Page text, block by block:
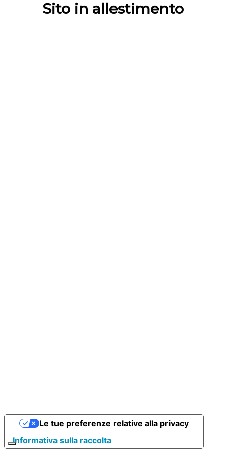
Sito in allestimento
Informativa sulla raccolta
Le tue preferenze relative alla privacy